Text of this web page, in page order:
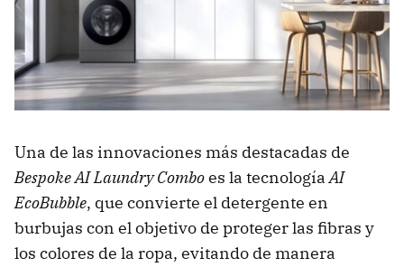
Una de las innovaciones más destacadas de
Bespoke AI Laundry Comboes la tecnologíaAI
EcoBubble, que convierte el detergente en
burbujas con el objetivo de proteger las fibras y
los colores de la ropa, evitando de manera